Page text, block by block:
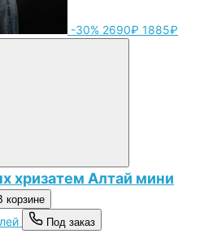
-30% 2690₽ 1885₽
хризатем Алтай мини
корзине
Под заказ